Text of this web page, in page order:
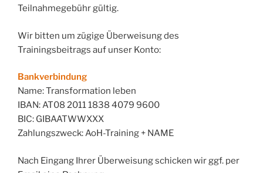
Teilnahmegebühr gültig.
Wir bitten um zügige Überweisung des
Trainingsbeitrags auf unser Konto:
Bankverbindung
Name: Transformation leben
IBAN: AT08 2011 1838 4079 9600
BIC: GIBAATWWXXX
Zahlungszweck: AoH-Training + NAME
Nach Eingang Ihrer Überweisung schicken wir ggf. per